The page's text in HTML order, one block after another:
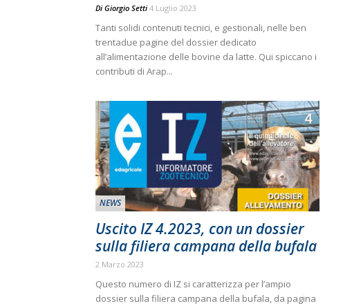
Di Giorgio Setti 4 Luglio 2023
Tanti solidi contenuti tecnici, e gestionali, nelle ben
trentadue pagine del dossier dedicato
all’alimentazione delle bovine da latte. Qui spiccano i
contributi di Arap...
NEWS
Uscito IZ 4.2023, con un dossier
sulla filiera campana della bufala
2 Marzo 2023
Questo numero di IZ si caratterizza per l’ampio
dossier sulla filiera campana della bufala, da pagina